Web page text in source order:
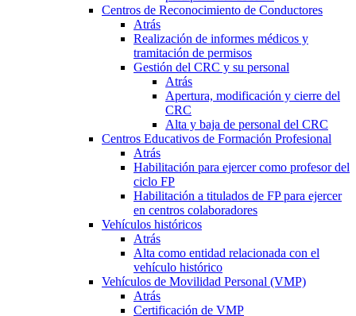
Centros de Reconocimiento de Conductores
Atrás
Realización de informes médicos y
tramitación de permisos
Gestión del CRC y su personal
Atrás
Apertura, modificación y cierre del
CRC
Alta y baja de personal del CRC
Centros Educativos de Formación Profesional
Atrás
Habilitación para ejercer como profesor del
ciclo FP
Habilitación a titulados de FP para ejercer
en centros colaboradores
Vehículos históricos
Atrás
Alta como entidad relacionada con el
vehículo histórico
Vehículos de Movilidad Personal (VMP)
Atrás
Certificación de VMP